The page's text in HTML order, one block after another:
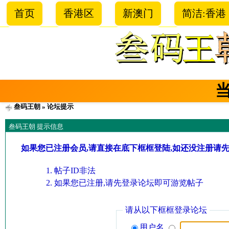
首页 香港区 新澳门 简洁:香港
叁码王朝 » 论坛提示
叁码王朝 提示信息
如果您已注册会员,请直接在底下框框登陆,如还没注册请
帖子ID非法
如果您已注册,请先登录论坛即可游览帖子
请从以下框框登录论坛
用户名